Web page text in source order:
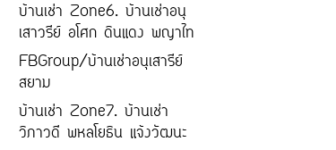
บ้านเช่า Zone6. บ้านเช่าอนุ
เสาวรีย์ อโศก ดินแดง พญาไท
FBGroup/บ้านเช่าอนุเสารีย์
สยาม
บ้านเช่า Zone7. บ้านเช่า
วิภาวดี พหลโยธิน แจ้งวัฒนะ